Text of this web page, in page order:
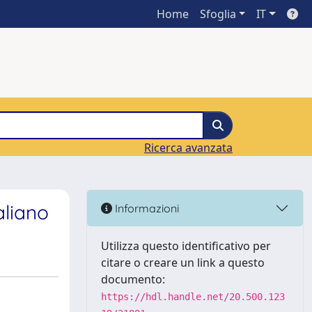
Home Sfoglia IT
Ricerca avanzata
Informazioni
Utilizza questo identificativo per
citare o creare un link a questo
documento:
https://hdl.handle.net/20.500.123